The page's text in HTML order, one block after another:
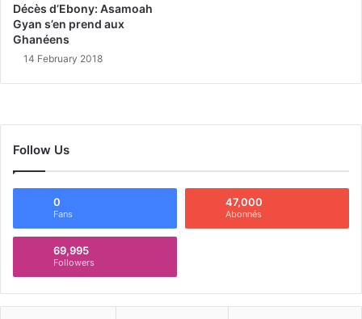
Décès d’Ebony: Asamoah
Gyan s’en prend aux
Ghanéens
14 February 2018
Follow Us
0
Fans
47,000
Abonnés
69,995
Followers